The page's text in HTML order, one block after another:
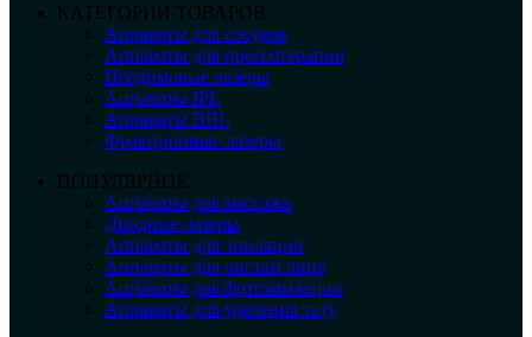
КАТЕГОРИИ ТОВАРОВ
Аппараты для сосудов
Аппараты для прессотерапии
Неодимовые лазеры
Аппараты IPL
Аппараты BBL
Фракционные лазеры
ПОПУЛЯРНОЕ
Аппараты для массажа
Диодные лазеры
Аппараты для эпиляции
Аппараты для чистки лица
Аппараты для фотоэпиляции
Аппараты для удаления тату